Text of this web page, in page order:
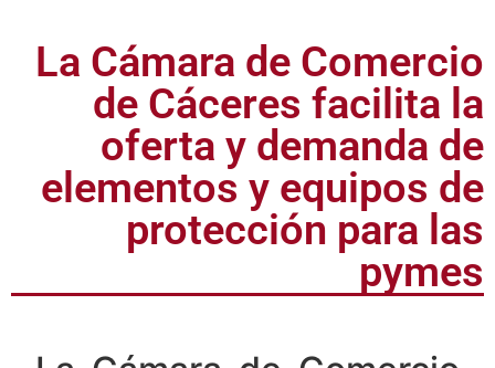
La Cámara de Comercio
de Cáceres facilita la
oferta y demanda de
elementos y equipos de
protección para las
pymes